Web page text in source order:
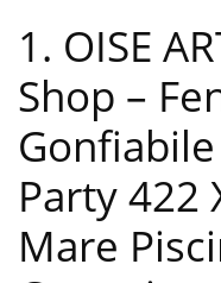
1. OISE
Shop –
Party 422
Mare